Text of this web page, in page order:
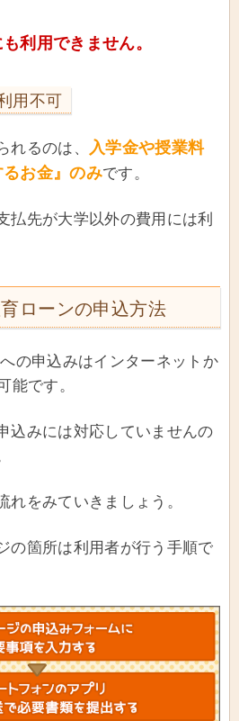
利用できません。
用不可
れるのは、 入学金や授業料
お金』のみです。
払先が大学以外の費用には利
ローンの申込方法
の申込みはインターネットか
能です。
込みには対応していませんの
れをみていきましょう。
の箇所は利用者が行う手順で